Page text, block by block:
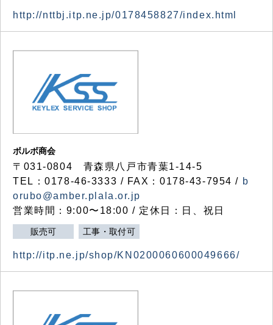
http://nttbj.itp.ne.jp/0178458827/index.html
ボルボ商会
〒031-0804 青森県八戸市青葉1-14-5
TEL：0178-46-3333 / FAX：0178-43-7954 / b
orubo@amber.plala.or.jp
営業時間：9:00〜18:00 / 定休日：日、祝日
販売可 工事・取付可
http://itp.ne.jp/shop/KN0200060600049666/